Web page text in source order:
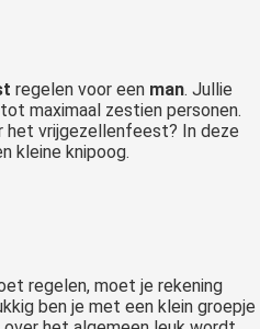
regelen voor een man. Jullie
maximaal zestien personen.
het vrijgezellenfeest? In deze
kleine knipoog.
regelen, moet je rekening
ben je met een klein groepje